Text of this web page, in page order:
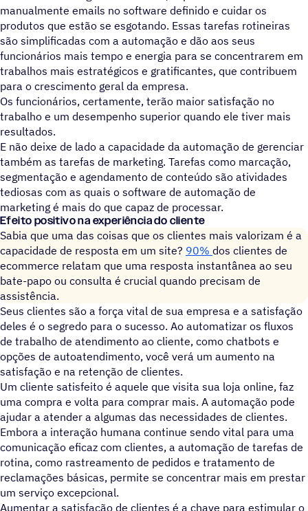
manualmente emails no software definido e cuidar os
produtos que estão se esgotando. Essas tarefas rotineiras
são simplificadas com a automação e dão aos seus
funcionários mais tempo e energia para se concentrarem em
trabalhos mais estratégicos e gratificantes, que contribuem
para o crescimento geral da empresa.
Os funcionários, certamente, terão maior satisfação no
trabalho e um desempenho superior quando ele tiver mais
resultados.
E não deixe de lado a capacidade da automação de gerenciar
também as tarefas de marketing. Tarefas como marcação,
segmentação e agendamento de conteúdo são atividades
tediosas com as quais o software de automação de
marketing é mais do que capaz de processar.
Efeito positivo na experiência do cliente
Sabia que uma das coisas que os clientes mais valorizam é a
capacidade de resposta em um site? 90% dos clientes de
ecommerce relatam que uma resposta instantânea ao seu
bate-papo ou consulta é crucial quando precisam de
assistência.
Seus clientes são a força vital de sua empresa e a satisfação
deles é o segredo para o sucesso. Ao automatizar os fluxos
de trabalho de atendimento ao cliente, como chatbots e
opções de autoatendimento, você verá um aumento na
satisfação e na retenção de clientes.
Um cliente satisfeito é aquele que visita sua loja online, faz
uma compra e volta para comprar mais. A automação pode
ajudar a atender a algumas das necessidades de clientes.
Embora a interação humana continue sendo vital para uma
comunicação eficaz com clientes, a automação de tarefas de
rotina, como rastreamento de pedidos e tratamento de
reclamações básicas, permite se concentrar mais em prestar
um serviço excepcional.
Aumentar a satisfação de clientes é a chave para estimular o